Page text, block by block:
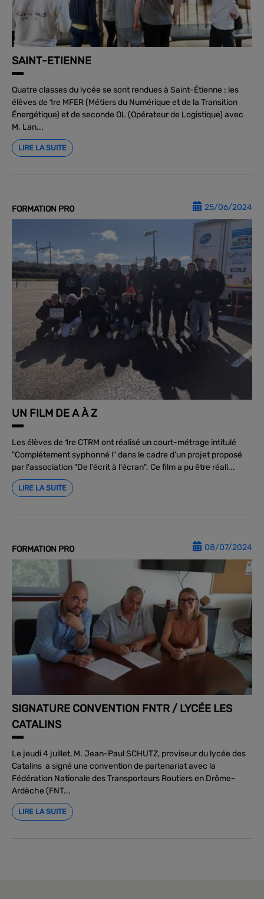
SAINT-ETIENNE
Quatre classes du lycée se sont rendues à Saint-Étienne : les
élèves de 1re MFER (Métiers du Numérique et de la Transition
Énergétique) et de seconde OL (Opérateur de Logistique) avec
M. Lan...
LIRE LA SUITE
FORMATION PRO 25/06/2024
UN FILM DE A À Z
Les élèves de 1re CTRM ont réalisé un court-métrage intitulé
"Complétement syphonné !" dans le cadre d'un projet proposé
par l'association "De l'écrit à l'écran". Ce film a pu être réali...
LIRE LA SUITE
FORMATION PRO 08/07/2024
SIGNATURE CONVENTION FNTR / LYCÉE LES
CATALINS
Le jeudi 4 juillet, M. Jean-Paul SCHUTZ, proviseur du lycée des
Catalins a signé une convention de partenariat avec la
Fédération Nationale des Transporteurs Routiers en Drôme-
Ardèche (FNT...
LIRE LA SUITE